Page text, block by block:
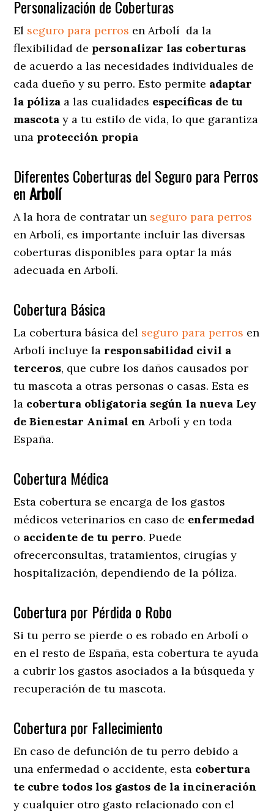
Personalización de Coberturas
El seguro para perros en Arbolí da la
flexibilidad de personalizar las coberturas
de acuerdo a las necesidades individuales de
cada dueño y su perro. Esto permite adaptar
la póliza a las cualidades específicas de tu
mascota y a tu estilo de vida, lo que garantiza
una protección propia
Diferentes Coberturas del Seguro para Perros
en Arbolí
A la hora de contratar un seguro para perros
en Arbolí, es importante incluir las diversas
coberturas disponibles para optar la más
adecuada en Arbolí.
Cobertura Básica
La cobertura básica del seguro para perros en
Arbolí incluye la responsabilidad civil a
terceros, que cubre los daños causados por
tu mascota a otras personas o casas. Esta es
la cobertura obligatoria según la nueva Ley
de Bienestar Animal en Arbolí y en toda
España.
Cobertura Médica
Esta cobertura se encarga de los gastos
médicos veterinarios en caso de enfermedad
o accidente de tu perro. Puede
ofrecerconsultas, tratamientos, cirugías y
hospitalización, dependiendo de la póliza.
Cobertura por Pérdida o Robo
Si tu perro se pierde o es robado en Arbolí o
en el resto de España, esta cobertura te ayuda
a cubrir los gastos asociados a la búsqueda y
recuperación de tu mascota.
Cobertura por Fallecimiento
En caso de defunción de tu perro debido a
una enfermedad o accidente, esta cobertura
te cubre todos los gastos de la incineración
y cualquier otro gasto relacionado con el